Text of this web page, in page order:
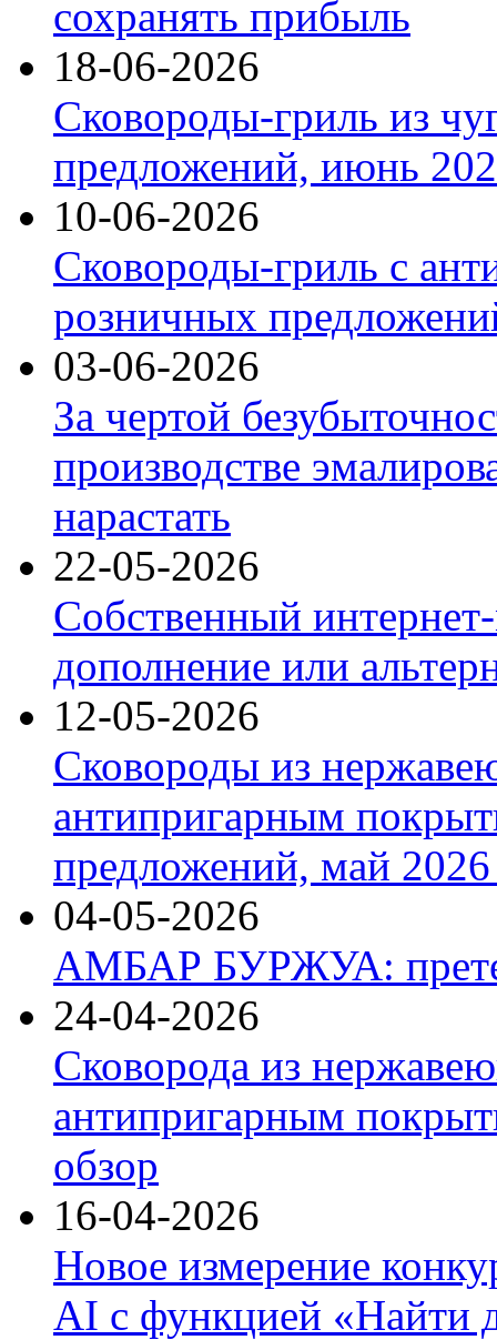
сохранять прибыль
18-06-2026
Сковороды-гриль из
предложений, июнь
10-06-2026
Сковороды-гриль с
розничных
03-06-2026
За чертой
производстве
нарастать
22-05-2026
Собственный
дополнение или
12-05-2026
Сковороды из
антипригарным
предложений, май 2026
04-05-2026
АМБАР БУРЖУА:
24-04-2026
Сковорода из
антипригарным
обзор
16-04-2026
Новое измерение
AI с функцией «Найти